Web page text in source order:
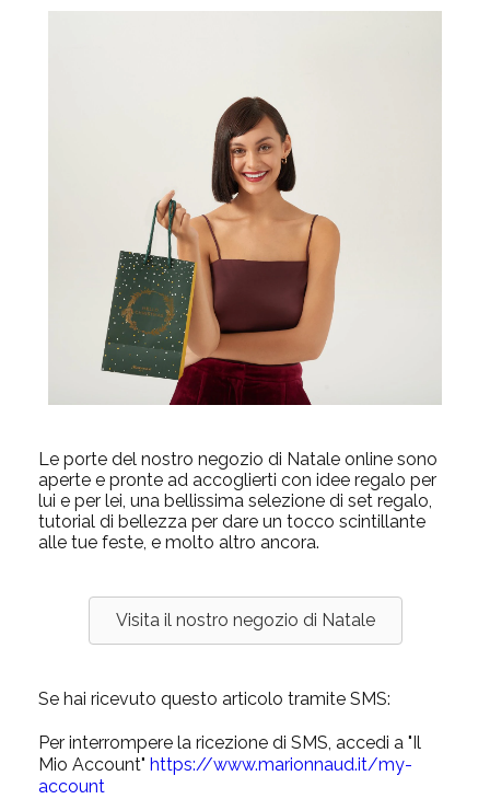
Le porte del nostro negozio di Natale online sono
aperte e pronte ad accoglierti con idee regalo per
lui e per lei, una bellissima selezione di set regalo,
tutorial di bellezza per dare un tocco scintillante
alle tue feste, e molto altro ancora.
Visita il nostro negozio di Natale
Se hai ricevuto questo articolo tramite SMS:
Per interrompere la ricezione di SMS, accedi a "Il
Mio Account" https://www.marionnaud.it/my-
account